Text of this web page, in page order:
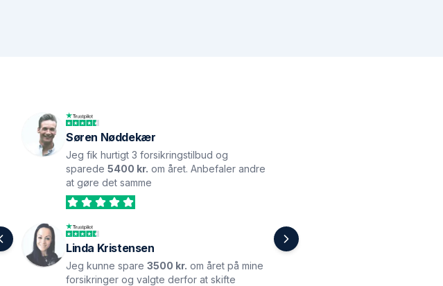
Søren Nøddekær
Jeg fik hurtigt 3 forsikringstilbud og
sparede 5400 kr. om året. Anbefaler andre
at gøre det samme
Linda Kristensen
Jeg kunne spare 3500 kr. om året på mine
forsikringer og valgte derfor at skifte